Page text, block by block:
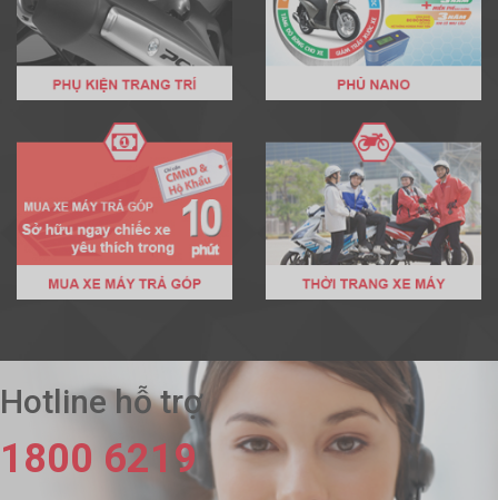
Hotline hỗ trợ
1800 6219